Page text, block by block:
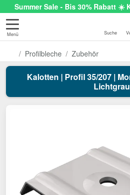
Summer Sale - Bis 30% Rabatt ☀️
Menü Suche
Profilbleche Zubehör
Kalotten | Profil 35/207 |
Lichtgrau